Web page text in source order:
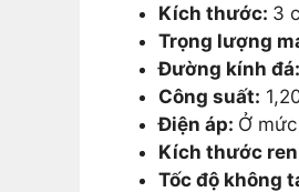
Kích thước: 3
Trọng lượng
Đường kính đá:
Công suất:
Điện áp: Ở
Kích thước
Tốc độ không